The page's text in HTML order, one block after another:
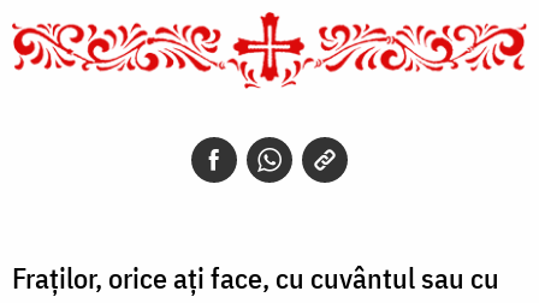
Fraților, orice ați face, cu cuvântul sau cu